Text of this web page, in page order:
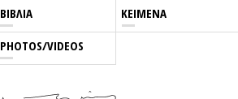
ΒΙΒΛΙΑ ΚΕΙΜΕΝΑ
PHOTOS/VIDEOS